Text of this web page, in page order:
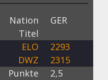
Nation
GER
Titel
ELO
2293
DWZ
2315
Punkte
2,5